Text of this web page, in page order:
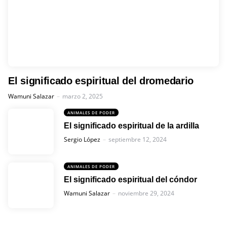
El significado espiritual del dromedario
Posted
Wamuni Salazar marzo 2, 2025
ANIMALES DE PODER
El significado espiritual de la ardilla
Posted
Sergio López septiembre 12, 2024
ANIMALES DE PODER
El significado espiritual del cóndor
Posted
Wamuni Salazar noviembre 29, 2024